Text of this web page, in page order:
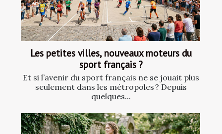
Les petites villes, nouveaux moteurs du
sport français ?
Et si l’avenir du sport français ne se jouait plus
seulement dans les métropoles ? Depuis
quelques...